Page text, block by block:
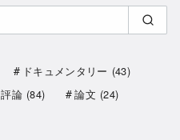
ドキュメンタリー (43)
評論 (84) 論文 (24)